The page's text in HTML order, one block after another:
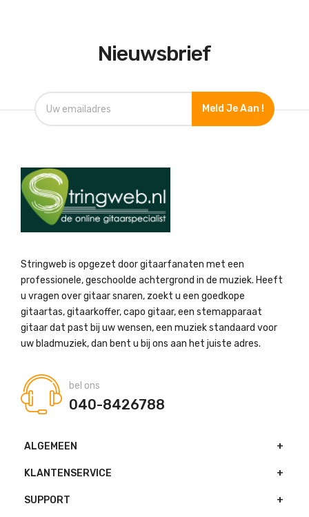
Nieuwsbrief
Meld Je Aan !
Stringweb is opgezet door gitaarfanaten met een
professionele, geschoolde achtergrond in de muziek. Heeft
u vragen over gitaar snaren, zoekt u een goedkope
gitaartas, gitaarkoffer, capo gitaar, een stemapparaat
gitaar dat past bij uw wensen, een muziek standaard voor
uw bladmuziek, dan bent u bij ons aan het juiste adres.
bel ons
040-8426788
ALGEMEEN
KLANTENSERVICE
SUPPORT